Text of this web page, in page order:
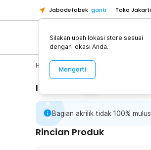
Jabodetabek ganti Toko
Toko
Toko Cikupa
Pick n Go
Pick n Go
Toko
Home Appliance
Informasi Penting
Bagian akrilik tidak 100%
Rincian Produk
Silakan ubah lokasi store sesuai
dengan lokasi Anda.
Mengerti